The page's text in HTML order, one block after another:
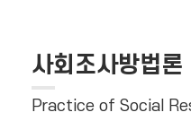
사회조사방법론
Practice of Social